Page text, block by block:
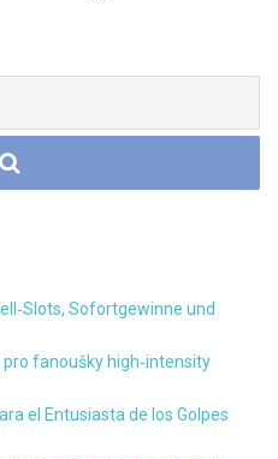
Sofortgewinne und
pro fanoušky high‑intensity
el Entusiasta de los Golpes